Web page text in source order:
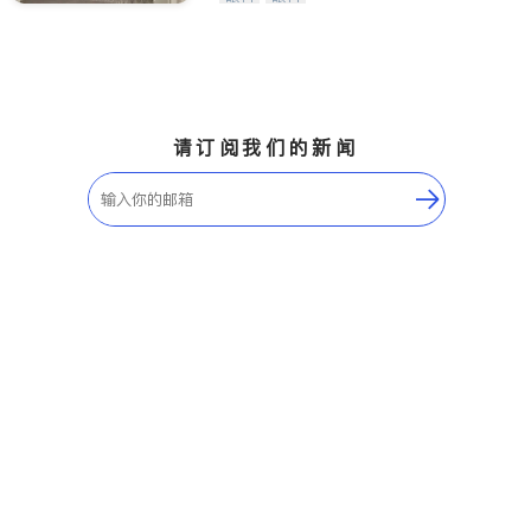
请订阅我们的新闻